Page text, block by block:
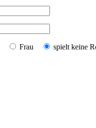
Frau spielt keine